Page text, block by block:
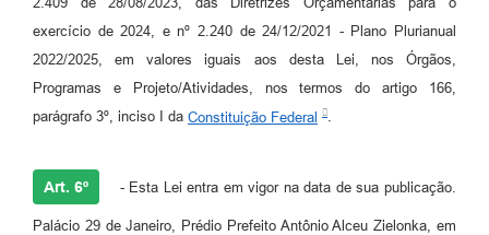
exercício de 2024, e nº 2.240 de 24/12/2021 - Plano Plurianual
2022/2025, em valores iguais aos desta Lei, nos Órgãos,
Programas e Projeto/Atividades, nos termos do artigo 166,
parágrafo 3º, inciso I da Constituição Federal .
Art. 6º - Esta Lei entra em vigor na data de sua publicação.
Palácio 29 de Janeiro, Prédio Prefeito Antônio Alceu Zielonka, em